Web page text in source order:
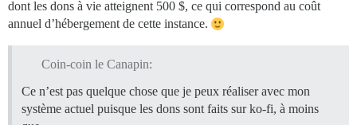
dont les dons à vie atteignent 500 $, ce qui correspond au coût
annuel d’hébergement de cette instance.
Coin-coin le Canapin:
Ce n’est pas quelque chose que je peux réaliser avec mon
système actuel puisque les dons sont faits sur ko-fi, à moins